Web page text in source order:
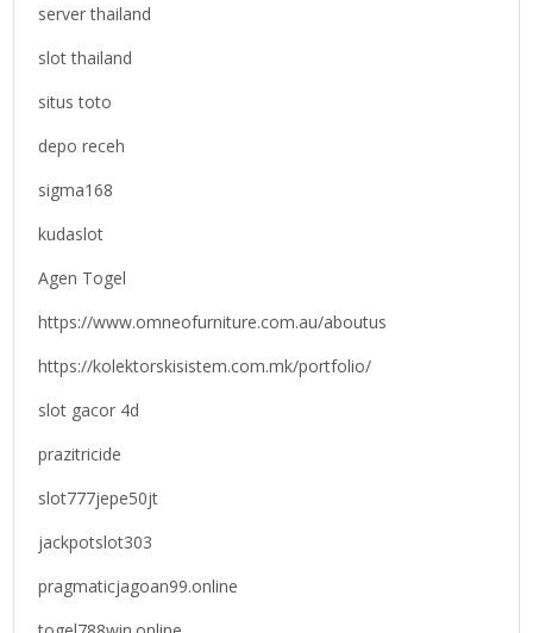
server thailand
slot thailand
situs toto
depo receh
sigma168
kudaslot
Agen Togel
https://www.omneofurniture.com.au/aboutus
https://kolektorskisistem.com.mk/portfolio/
slot gacor 4d
prazitricide
slot777jepe50jt
jackpotslot303
pragmaticjagoan99.online